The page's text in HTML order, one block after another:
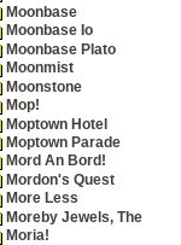
Moonbase
Moonbase Io
Moonbase Plato
Moonmist
Moonstone
Mop!
Moptown Hotel
Moptown Parade
Mord An Bord!
Mordon's Quest
More Less
Moreby Jewels, The
Moria!